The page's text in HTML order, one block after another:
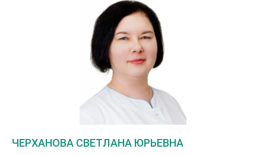
ЧЕРХАНОВА СВЕТЛАНА ЮРЬЕВНА